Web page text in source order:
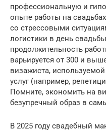
профессиональную и
опыте работы на
со стрессовыми
логистики в день
продолжительность
варьируется от 300 и
визажиста,
услуг (например,
Помните, экономить на
безупречный образ в
В 2025 году свадебный